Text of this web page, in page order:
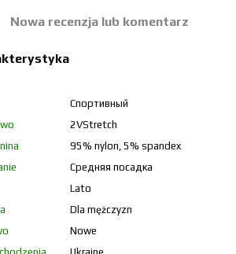
Nowa recenzja lub komentarz
Спортивный
2VStretch
95% nylon, 5% spandex
Средняя посадка
Lato
Dla mężczyzn
Nowe